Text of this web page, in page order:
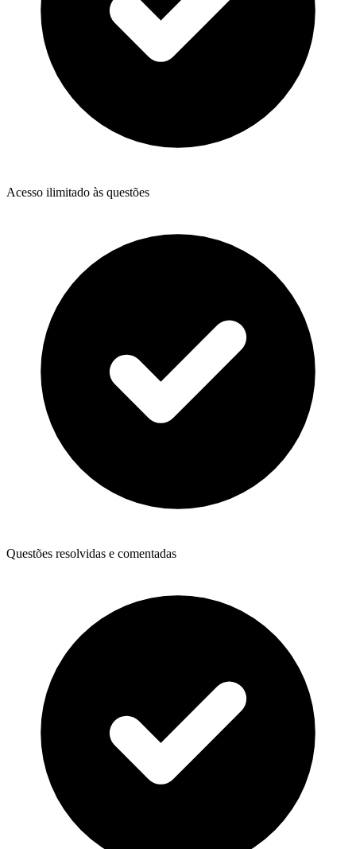
Acesso ilimitado às questões
Questões resolvidas e comentadas